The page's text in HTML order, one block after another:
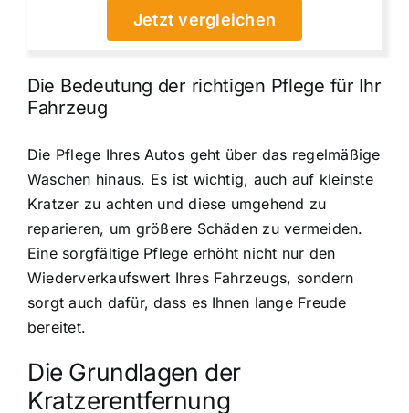
Jetzt vergleichen
Die Bedeutung der richtigen Pflege für Ihr
Fahrzeug
Die Pflege Ihres Autos geht über das regelmäßige
Waschen hinaus. Es ist wichtig, auch auf kleinste
Kratzer zu achten und diese umgehend zu
reparieren, um größere Schäden zu vermeiden.
Eine sorgfältige Pflege erhöht nicht nur den
Wiederverkaufswert Ihres Fahrzeugs, sondern
sorgt auch dafür, dass es Ihnen lange Freude
bereitet.
Die Grundlagen der
Kratzerentfernung